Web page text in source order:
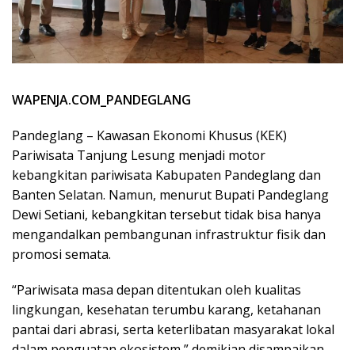
WAPENJA.COM_PANDEGLANG
Pandeglang – Kawasan Ekonomi Khusus (KEK)
Pariwisata Tanjung Lesung menjadi motor
kebangkitan pariwisata Kabupaten Pandeglang dan
Banten Selatan. Namun, menurut Bupati Pandeglang
Dewi Setiani, kebangkitan tersebut tidak bisa hanya
mengandalkan pembangunan infrastruktur fisik dan
promosi semata.
“Pariwisata masa depan ditentukan oleh kualitas
lingkungan, kesehatan terumbu karang, ketahanan
pantai dari abrasi, serta keterlibatan masyarakat lokal